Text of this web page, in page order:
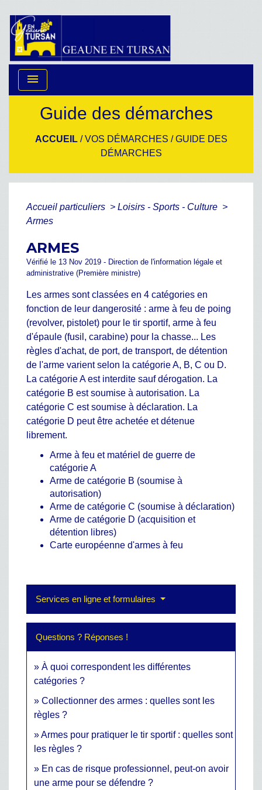
menu
Guide des démarches
ACCUEIL/VOS DÉMARCHES /GUIDE DES
DÉMARCHES
Accueil particuliers > Loisirs - Sports - Culture >
Armes
ARMES
Vérifié le 13 Nov 2019 - Direction de l'information légale et
administrative (Première ministre)
Les armes sont classées en 4 catégories en
fonction de leur dangerosité : arme à feu de poing
(revolver, pistolet) pour le tir sportif, arme à feu
d'épaule (fusil, carabine) pour la chasse... Les
règles d'achat, de port, de transport, de détention
de l'arme varient selon la catégorie A, B, C ou D.
La catégorie A est interdite sauf dérogation. La
catégorie B est soumise à autorisation. La
catégorie C est soumise à déclaration. La
catégorie D peut être achetée et détenue
librement.
Arme à feu et matériel de guerre de
catégorie A
Arme de catégorie B (soumise à
autorisation)
Arme de catégorie C (soumise à déclaration)
Arme de catégorie D (acquisition et
détention libres)
Carte européenne d'armes à feu
Services en ligne et formulaires
Questions ? Réponses !
À quoi correspondent les différentes
catégories ?
Collectionner des armes : quelles sont les
règles ?
Armes pour pratiquer le tir sportif : quelles sont
les règles ?
En cas de risque professionnel, peut-on avoir
une arme pour se défendre ?